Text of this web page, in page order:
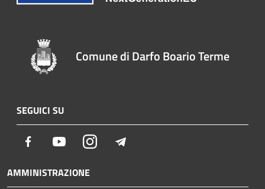
Comune di Darfo Boario Terme
SEGUICI SU
Facebook YoutubeInstagram
AMMINISTRAZIONE